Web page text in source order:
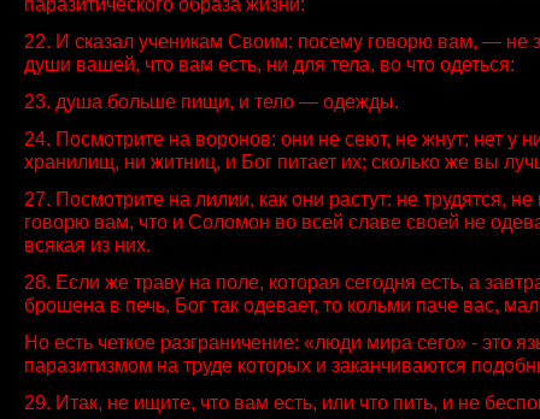
22. И сказал ученикам Своим: посему говорю вам, — не
души вашей, что вам есть, ни для тела, во что одеться:
23. душа больше пищи, и тело — одежды.
24. Посмотрите на воронов: они не сеют, не жнут; нет у
хранилищ, ни житниц, и Бог питает их; сколько же вы
27. Посмотрите на лилии, как они растут: не трудятся, не
говорю вам, что и Соломон во всей славе своей не
всякая из них.
28. Если же траву на поле, которая сегодня есть, а
брошена в печь, Бог так одевает, то кольми паче вас,
Но есть четкое разграничение: «люди мира сего» - это
паразитизмом на труде которых и заканчиваются
29. Итак, не ищите, что вам есть, или что пить, и не